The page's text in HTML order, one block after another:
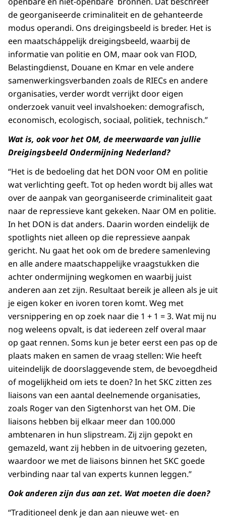
de georganiseerde criminaliteit en de gehanteerde
modus operandi. Ons dreigingsbeeld is breder. Het is
een maatscháppelijk dreigingsbeeld, waarbij de
informatie van politie en OM, maar ook van FIOD,
Belastingdienst, Douane en Kmar en vele andere
samenwerkingsverbanden zoals de RIECs en andere
organisaties, verder wordt verrijkt door eigen
onderzoek vanuit veel invalshoeken: demografisch,
economisch, ecologisch, sociaal, politiek, technisch.”
Wat is, ook voor het OM, de meerwaarde van jullie
Dreigingsbeeld Ondermijning Nederland?
“Het is de bedoeling dat het DON voor OM en politie
wat verlichting geeft. Tot op heden wordt bij alles wat
over de aanpak van georganiseerde criminaliteit gaat
naar de repressieve kant gekeken. Naar OM en politie.
In het DON is dat anders. Daarin worden eindelijk de
spotlights niet alleen op die repressieve aanpak
gericht. Nu gaat het ook om de bredere samenleving
en alle andere maatschappelijke vraagstukken die
achter ondermijning wegkomen en waarbij juist
anderen aan zet zijn. Resultaat bereik je alleen als je uit
je eigen koker en ivoren toren komt. Weg met
versnippering en op zoek naar die 1 + 1 = 3. Wat mij nu
nog weleens opvalt, is dat iedereen zelf overal maar
op gaat rennen. Soms kun je beter eerst een pas op de
plaats maken en samen de vraag stellen: Wie heeft
uiteindelijk de doorslaggevende stem, de bevoegdheid
of mogelijkheid om iets te doen? In het SKC zitten zes
liaisons van een aantal deelnemende organisaties,
zoals Roger van den Sigtenhorst van het OM. Die
liaisons hebben bij elkaar meer dan 100.000
ambtenaren in hun slipstream. Zij zijn gepokt en
gemazeld, want zij hebben in de uitvoering gezeten,
waardoor we met de liaisons binnen het SKC goede
verbinding naar tal van experts kunnen leggen.”
Ook anderen zijn dus aan zet. Wat moeten die doen?
“Traditioneel denk je dan aan nieuwe wet- en